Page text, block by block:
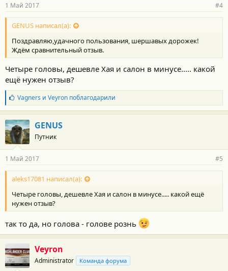
н
о
с
и
:
1 Май 2017 #4
GENUS написал(а):
Поздравляю,удачного пользования, шершавых дорожек!
Ждём сравнительный отзыв.
Четыре головы, дешевле Хая и салон в минусе..... какой
ещё нужен отзыв?
Б
л
а
г
о
д
а
н
о
с
и
:
Vagners и Veyronпоблагодарили
GENUS
Путник
1 Май 2017 #5
aleks17081 написал(а):
Четыре головы, дешевле Хая и салон в минусе..... какой ещё
нужен отзыв?
так то да, но голова - голове рознь
Veyron
Administrator Команда форума